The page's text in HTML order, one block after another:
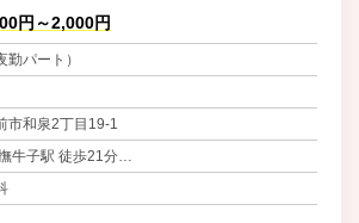
まとの会話を大切にし、素早く正確
な対応を心がけ、救急指定病院であ
ます。
円～2,000円
勤パート）
市和泉2丁目19-1
牛子駅 徒歩21分
弘南鉄道弘南線 弘前駅 徒歩30分